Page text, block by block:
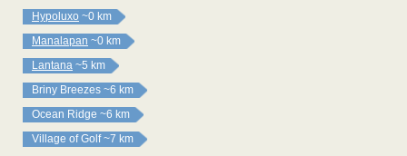
Hypoluxo ~0 km
Manalapan ~0 km
Lantana ~5 km
Briny Breezes ~6 km
Ocean Ridge ~6 km
Village of Golf ~7 km